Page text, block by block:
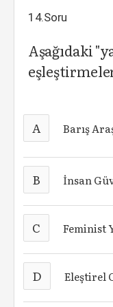
14.Soru
Aşağıdaki
A Barış
B İnsan
C Feminist
D Eleştirel